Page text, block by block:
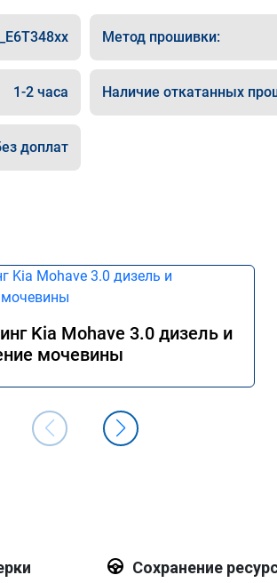
Метод прошивки:
1-2 часа Наличие откатанных
доплат
Kia Mohave 3.0 дизель и
мочевины
Сохранение